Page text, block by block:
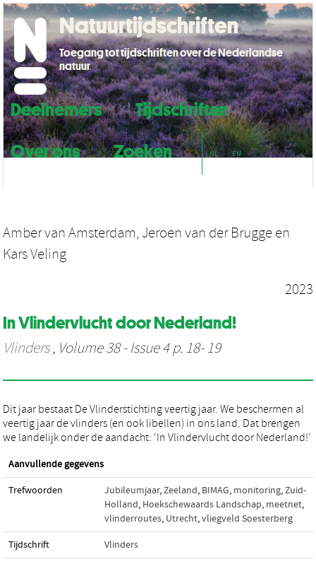
Deelnemers
Tijdschriften
Over ons
Zoeken NL EN
Natuurtijdschriften
Toegang tot tijdschriften over de Nederlandse
natuur
Amber van Amsterdam, Jeroen van der Brugge en
Kars Veling
2023
In Vlindervlucht door Nederland!
Vlinders, Volume 38 - Issue 4 p. 18- 19
Dit jaar bestaat De Vlinderstichting veertig jaar. We beschermen al
veertig jaar de vlinders (en ook libellen) in ons land. Dat brengen
we landelijk onder de aandacht: ‘In Vlindervlucht door Nederland!’
Aanvullende gegevens
Trefwoorden Jubileumjaar,Zeeland, BIMAG, monitoring,Zuid-
Holland, Hoekschewaards Landschap, meetnet,
vlinderroutes, Utrecht,vliegveld Soesterberg
Tijdschrift Vlinders